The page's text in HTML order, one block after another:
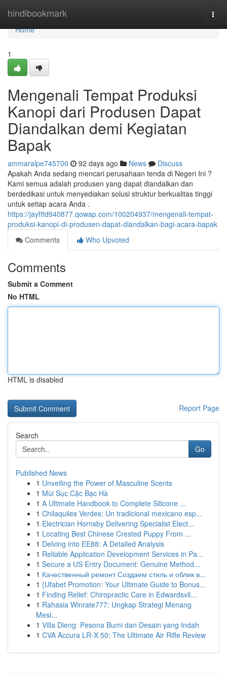
hindibookmark
Home
Home
1
Mengenali Tempat Produksi
Kanopi dari Produsen Dapat
Diandalkan demi Kegiatan
Bapak
ammaralpe745700 92 days ago News
Discuss
Apakah Anda sedang mencari perusahaan tenda di Negeri Ini ?
Kami semua adalah produsen yang dapat diandalkan dan
berdedikasi untuk menyediakan solusi struktur berkualitas tinggi
untuk setiap acara Anda .
https://jayftfd940877.qowap.com/100204937/mengenali-tempat-
produksi-kanopi-di-produsen-dapat-diandalkan-bagi-acara-bapak
Comments
Who Upvoted
Comments
Submit a Comment
No HTML
HTML is disabled
Report Page
Search
Go
Published News
1 Unveiling the Power of Masculine Scents
1 Mùi Sục Cặc Bạc Hà
1 A Ultimate Handbook to Complete Silicone ...
1 Chilaquiles Verdes: Un tradicional mexicano esp...
1 Electrician Hornsby Delivering Specialist Elect...
1 Locating Best Chinese Crested Puppy From ...
1 Delving into EE88: A Detailed Analysis
1 Reliable Application Development Services in Pa...
1 Secure a US Entry Document: Genuine Method...
1 Качественный ремонт Создаем стиль и облик в...
1 {Ufabet Promotion: Your Ultimate Guide to Bonus...
1 Finding Relief: Chiropractic Care in Edwardsvil...
1 Rahasia Winrate777: Ungkap Strategi Menang
Mesi...
1 Villa Dieng: Pesona Bumi dan Desain yang Indah
1 CVA Accura LR-X 50: The Ultimate Air Rifle Review